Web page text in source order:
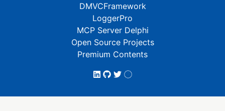
DMVCFramework
LoggerPro
MCP Server Delphi
Open Source Projects
Premium Contents